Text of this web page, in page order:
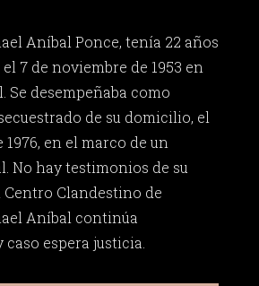
Aníbal Ponce, tenía 22 años
7 de noviembre de 1953 en
Se desempeñaba como
de su domicilio, el
1976, en el marco de un
No hay testimonios de su
Centro Clandestino de
Aníbal continúa
caso espera justicia.